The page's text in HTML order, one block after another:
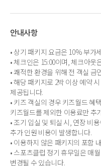
안내사항
• 상기 패키지 요금은 10% 부가
• 체크인은 15:00이며, 체크아웃
• 쾌적한 환경을 위해 전 객실 금
• 해당 패키지로 2박 이상 예약
제공됩니다.
• 키즈 객실의 경우 키즈월드 혜
키즈월드를 제외한 이용료만 추
• 조기 입실 및 퇴실 시, 연장 비
추가 인원 비용이 발생합니다.
• 이용하지 않은 패키지의 포함
• 스포츠클럽 정기 휴무일은 매
변경될 수 있습니다.